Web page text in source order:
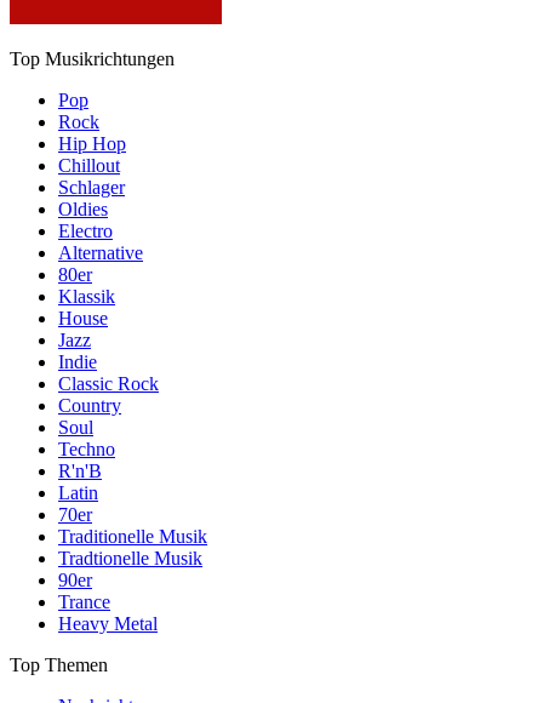
Top Musikrichtungen
Pop
Rock
Hip Hop
Chillout
Schlager
Oldies
Electro
Alternative
80er
Klassik
House
Jazz
Indie
Classic Rock
Country
Soul
Techno
R'n'B
Latin
70er
Traditionelle Musik
Tradtionelle Musik
90er
Trance
Heavy Metal
Top Themen